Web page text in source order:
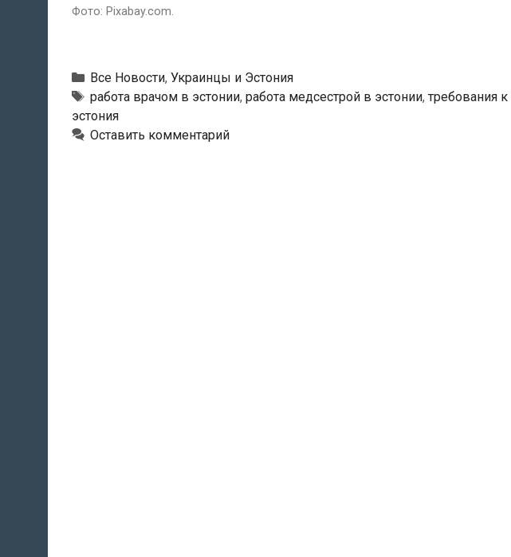
Фото: Pixabay.com.
эстонский
Рубрики
Все Новости, Украинцы и Эстония
Метки
работа врачом в эстонии, работа медсестрой в эстонии,требования
эстония
Оставить комментарий